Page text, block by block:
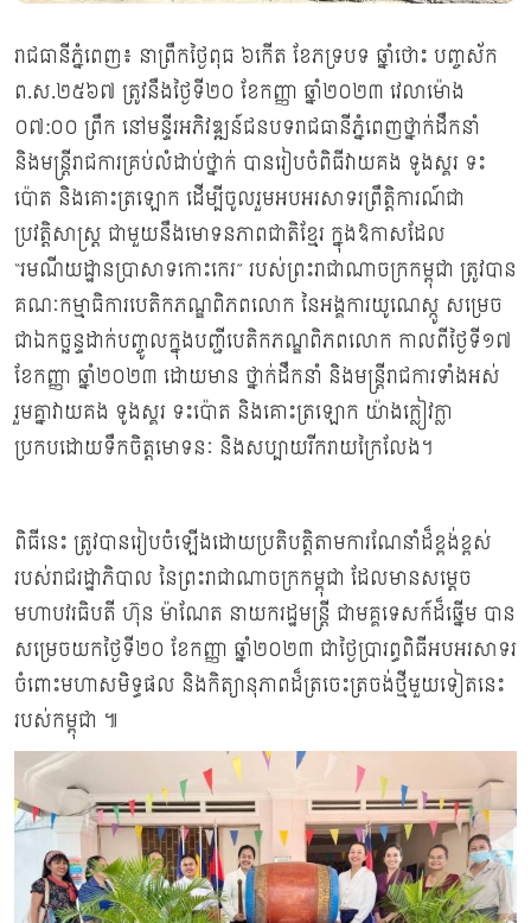
រាជធានីភ្នំពេញ៖ នាព្រឹកថ្ងៃពុធ ៦កើត ខែភទ្របទ ឆ្នាំថោះ បញ្ចស័ក
ព.ស.២៥៦៧ ត្រូវនឹងថ្ងៃទី២០ ខែកញ្ញា ឆ្នាំ២០២៣ វេលាម៉ោង
០៧:០០ ព្រឹក នៅមន្ទីរអភិវឌ្ឍន៍ជនបទរាជធានីភ្នំពេញថ្នាក់ដឹកនាំ
និងមន្រ្ដីរាជការគ្រប់លំដាប់ថ្នាក់ បានរៀបចំពិធីវាយគង ទូងស្គរ ទះ
ប៉ោត និងគោះត្រឡោក ដើម្បីចូលរួមអបអរសាទរព្រឹត្តិការណ៍ជា
ប្រវត្តិសាស្ត្រ ជាមួយនឹងមោទនភាពជាតិខ្មែរ ក្នុងឱកាសដែល
“រមណីយដ្ឋានប្រាសាទកោះកេរ” របស់ព្រះរាជាណាចក្រកម្ពុជា ត្រូវបាន
គណៈកម្មាធិការបេតិកភណ្ឌពិភពលោក នៃអង្គការយូណេស្កូ សម្រេច
ជាឯកច្ឆន្ទដាក់បញ្ចូលក្នុងបញ្ជីបេតិកភណ្ឌពិភពលោក កាលពីថ្ងៃទី១៧
ខែកញ្ញា ឆ្នាំ២០២៣ ដោយមាន ថ្នាក់ដឹកនាំ និងមន្ដ្រីរាជការទាំងអស់
រួមគ្នាវាយគង ទូងស្គរ ទះប៉ោត និងគោះត្រឡោក យ៉ាងក្លៀវក្លា
ប្រកបដោយទឹកចិត្តមោទនៈ និងសប្បាយរីករាយក្រៃលែង។
ពិធីនេះ ត្រូវបានរៀបចំឡើងដោយប្រតិបត្តិតាមការណែនាំដ៏ខ្ពង់ខ្ពស់
របស់រាជរដ្ឋាភិបាល នៃព្រះរាជាណាចក្រកម្ពុជា ដែលមានសម្តេច
មហាបវរធិបតី ហ៊ុន ម៉ាណែត នាយករដ្ឋមន្ត្រី ជាមគ្គទេសក៍ដ៏ឆ្នើម បាន
សម្រេចយកថ្ងៃទី២០ ខែកញ្ញា ឆ្នាំ២០២៣ ជាថ្ងៃប្រារព្ធពិធីអបអរសាទរ
ចំពោះមហាសមិទ្ធផល និងកិត្យានុភាពដ៏ត្រចេះត្រចង់ថ្មីមួយទៀតនេះ
របស់កម្ពុជា ៕